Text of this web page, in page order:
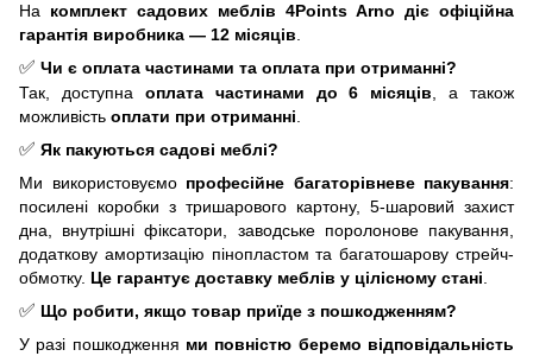
На комплект садових меблів 4Points Arno діє офіційна
гарантія виробника — 12 місяців.
✅ Чи є оплата частинами та оплата при отриманні?
Так, доступна оплата частинами до 6 місяців, а також
можливість оплати при отриманні.
✅ Як пакуються садові меблі?
Ми використовуємо професійне багаторівневе пакування:
посилені коробки з тришарового картону, 5-шаровий захист
дна, внутрішні фіксатори, заводське поролонове пакування,
додаткову амортизацію пінопластом та багатошарову стрейч-
обмотку. Це гарантує доставку меблів у цілісному стані.
✅ Що робити, якщо товар приїде з пошкодженням?
У разі пошкодження ми повністю беремо відповідальність